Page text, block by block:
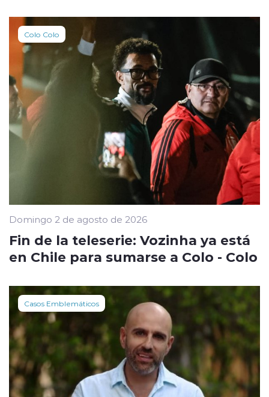
Colo Colo
Domingo 2 de agosto de 2026
Fin de la teleserie: Vozinha ya está
en Chile para sumarse a Colo - Colo
Casos Emblemáticos